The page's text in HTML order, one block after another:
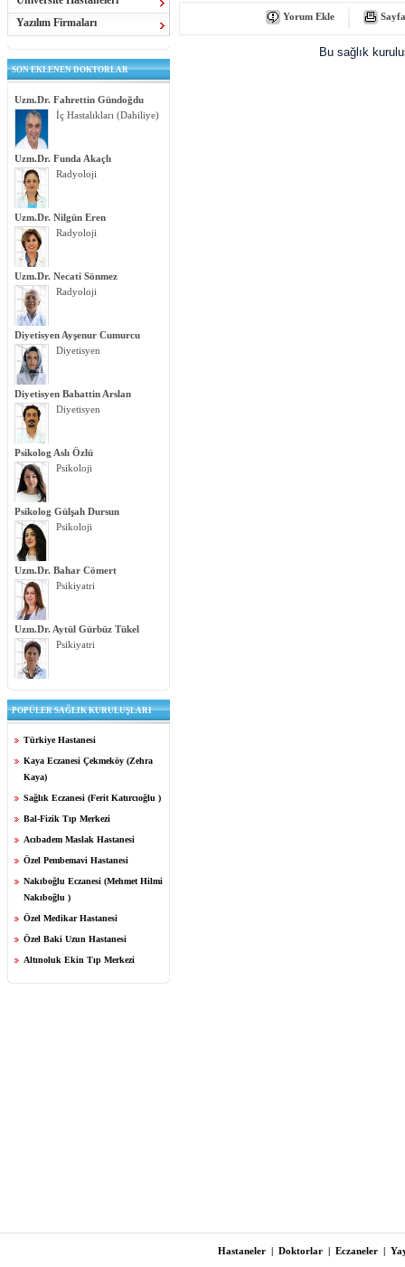
Yazılım Firmaları
SON EKLENEN DOKTORLAR
Uzm.Dr. Fahrettin Gündoğdu
İç Hastalıkları (Dahiliye)
Uzm.Dr. Funda Akaçlı
Radyoloji
Uzm.Dr. Nilgün Eren
Radyoloji
Uzm.Dr. Necati Sönmez
Radyoloji
Diyetisyen Ayşenur Cumurcu
Diyetisyen
Diyetisyen Bahattin Arslan
Diyetisyen
Psikolog Aslı Özlü
Psikoloji
Psikolog Gülşah Dursun
Psikoloji
Uzm.Dr. Bahar Cömert
Psikiyatri
Uzm.Dr. Aytül Gürbüz Tükel
Psikiyatri
POPÜLER SAĞLIK KURULUŞLARI
Türkiye Hastanesi
Kaya Eczanesi Çekmeköy (Zehra
Kaya)
Sağlık Eczanesi (Ferit Katırcıoğlu )
Bal-Fizik Tıp Merkezi
Acıbadem Maslak Hastanesi
Özel Pembemavi Hastanesi
Nakıboğlu Eczanesi (Mehmet Hilmi
Nakıboğlu )
Özel Medikar Hastanesi
Özel Baki Uzun Hastanesi
Altınoluk Ekin Tıp Merkezi
Yorum Ekle
Bu sağlık
Hastaneler | Doktorlar | Eczaneler |